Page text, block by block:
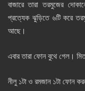
বাজারে তারা তরমুজের
প্রত্যেক ঝুড়িতে ৬টি করে
আছে।
এবার তারা ফোন বুথে গেল।
নীলু ১টা ও রমজান ১টা ফোন